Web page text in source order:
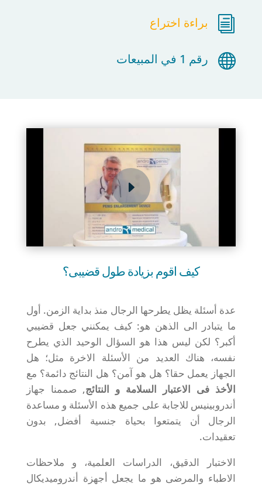
i براءة اختراع
 رقم 1 في المبيعات
كيف اقوم بزيادة طول قضيبى؟
عدة أسئلة يظل يطرحها الرجال منذ بداية الزمن. أول
ما يتبادر الى الذهن هو: كيف يمكنني جعل قضيبي
أكبر؟ لكن ليس هذا هو السؤال الوحيد الذي يطرح
نفسه، هناك العديد من الأسئلة الاخرة مثل؛ هل
الجهاز يعمل حقا؟ هل هو آمن؟ هل النتائج دائمة؟ مع
الأخذ فى الاعتبار السلامة و النتائج, صممنا جهاز
أندروبينيس للاجابة على جميع هذه الأسئلة و مساعدة
الرجال أن يتمتعوا بحياة جنسية أفضل, بدون
تعقيدات.
الاختبار الدقيق، الدراسات العلمية، و ملاحظات
الاطباء والمرضى هو ما يجعل أجهزة أندروميديكال